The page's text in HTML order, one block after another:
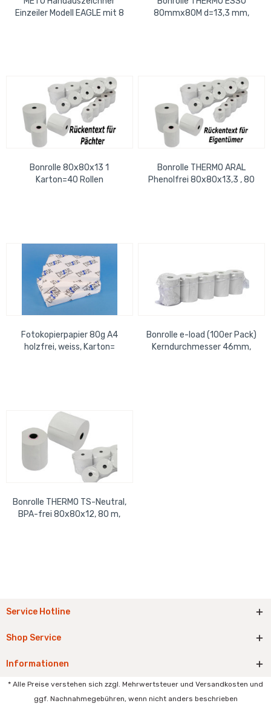
Einzeiler Modell EAGLE mit 8
80mmx80M d=13,3 mm,
Bonrolle 80x80x13 1
Karton=40 Rollen
Bonrolle THERMO ARAL
Phenolfrei 80x80x13,3 , 80
Fotokopierpapier 80g A4
holzfrei, weiss, Karton=
Bonrolle e-load (100er Pack)
Kerndurchmesser 46mm,
Bonrolle THERMO TS-Neutral,
BPA-frei 80x80x12, 80 m,
Service Hotline
Shop Service
Informationen
* Alle Preise verstehen sich zzgl. Mehrwertsteuer und Versandkosten und
ggf. Nachnahmegebühren, wenn nicht anders beschrieben